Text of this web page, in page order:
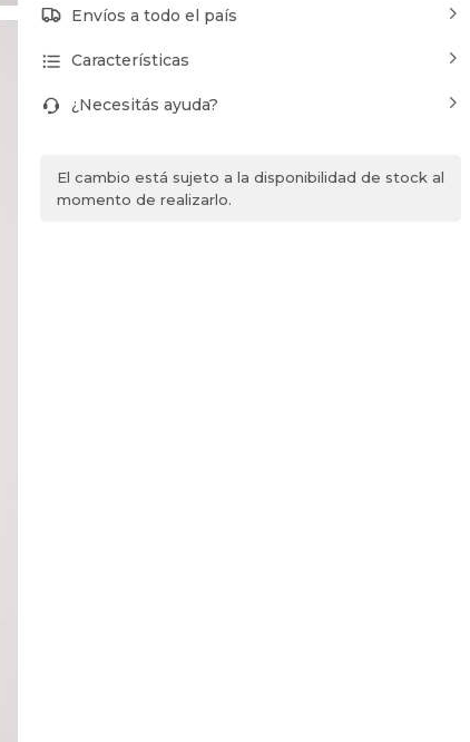
Envíos a todo el país
Características
¿Necesitás ayuda?
El cambio está sujeto a la disponibilidad de stock al
momento de realizarlo.